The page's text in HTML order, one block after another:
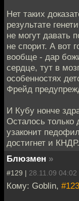
Нет таких
результате
не могут давать
не спорит. А вот
вообще - дар
сердце, тут в
особенностях
Фрейд
И Кубу нонче
Осталось только
узаконит
достигнет и КНДР.
Блюзмен »
#129 | 28.11.09 04:02
Кому: Goblin, #123